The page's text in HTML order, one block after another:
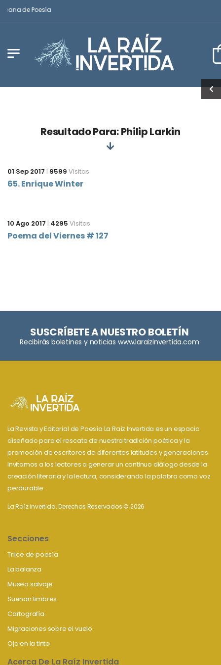
de Poesía
Resultado Para: Philip Larkin
01 Sep 2017 | 9599 Visitas
65. Enrique Winter
10 Ago 2017 | 4295 Visitas
Poema del Viernes # 127
SUSCRÍBETE A NUESTRO BOLETÍN
Recibirás boletines y noticias www.laraizinvertida.com
La Revista y Editorial de Poesía La Raíz Invertida es un espacio
diseñado para el rescate de nuestra tradición poética y la
promoción de escritores de diferentes latitudes y generaciones.
Invitamos a los lectores a generar un continuo diálogo desde la
creación literaria y la lectura, considerando la palabra como voz
perdurable.
La Raíz invertida. Derechos Reservados © 2026
Secciones
Trilce de poesía
La balanza
Museo salvaje
Suenan timbres
Cartografía
Migraciones sobre el vuelo
Ojo en la tinta
Acerca De La Raíz Invertida